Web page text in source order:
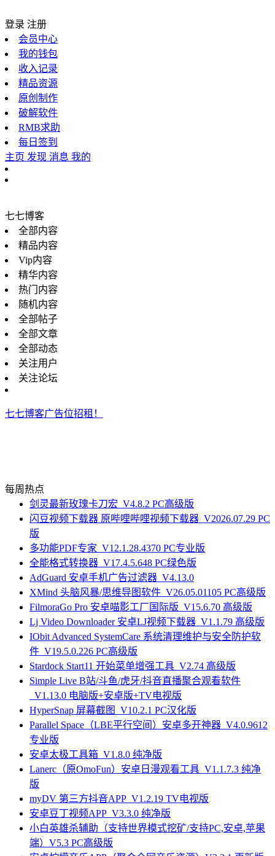
登录 注册
会员中心
我的钱包
收入记录
精品资源
原创制作
破解软件
RMB求助
每日签到
主页 发现 消息 我的
七七博客
全部内容
精品内容
Vip内容
精华内容
热门内容
随机内容
全部帖子
全部文章
全部动态
关注用户
关注论坛
七七博客广告位招租！
每周热点
剑灵最新玫瑰卡刀宏_V4.8.2 PC高级版
闪豆视频下载器 原哔哩哔哩视频下载器_V2026.07.29 PC
版
多功能PDF专家_V12.1.28.4370 PC专业版
全能格式转换器_V17.4.5.648 PC绿色版
AdGuard 安卓手机广告过滤器_V4.13.0
XMind 头脑风暴/思维导图软件_V26.05.01105 PC高级版
FilmoraGo Pro 安卓喵影工厂国际版_V15.6.70 高级版
Lj Video Downloader 安卓LJ视频下载器_V1.1.79 高级版
IObit Advanced SystemCare 系统清理维护与安全防护软
件_V19.5.0.226 PC高级版
Stardock Start11 开始菜单增强工具_V2.74 高级版
Simple Live B站/斗鱼/虎牙/抖音直播聚合观看软件
_V1.13.0 电脑版+安卓版+TV电视版
HyperSnap 屏幕截图_V10.2.1 PC汉化版
Parallel Space（LBE平行空间）安卓多开神器_V4.0.9612
专业版
安卓太极工具箱_V1.8.0 纯净版
Lanerc（原OmoFun）安卓日漫观看工具_V1.1.7.3 纯净
版
myDV 第三方抖音APP_V1.2.19 TV电视版
安卓豆丁视频APP_V3.3.0 纯净版
小白英雄杀辅助（支持世界模式挖矿/支持PC,安卓,苹果
端）V5.3 PC高级版